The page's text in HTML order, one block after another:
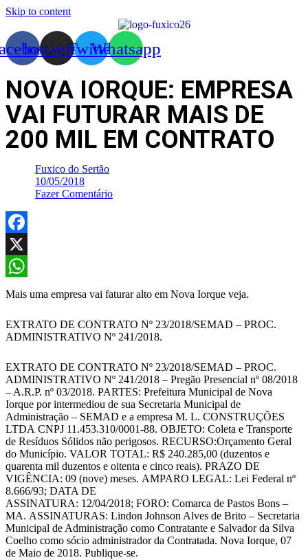
Skip to content
InstagramTwitterWhatsapp
NOVA IORQUE: EMPRESA
VAI FUTURAR MAIS DE
200 MIL EM CONTRATO
Fuxico do Sertão
10/05/2018
Fazer Comentário
Facebook
X
WhatsApp
Mais uma empresa vai faturar alto em Nova Iorque veja.
EXTRATO DE CONTRATO Nº 23/2018/SEMAD – PROC.
ADMINISTRATIVO Nº 241/2018.
EXTRATO DE CONTRATO Nº 23/2018/SEMAD – PROC.
ADMINISTRATIVO Nº 241/2018 – Pregão Presencial nº 08/2018
– A.R.P. nº 03/2018. PARTES: Prefeitura Municipal de Nova
Iorque por intermediou de sua Secretaria Municipal de
Administração – SEMAD e a empresa M. L. CONSTRUÇÕES
LTDA CNPJ 11.453.310/0001-88. OBJETO: Coleta e Transporte
de Resíduos Sólidos não perigosos. RECURSO:Orçamento Geral
do Município. VALOR TOTAL: R$ 240.285,00 (duzentos e
quarenta mil duzentos e oitenta e cinco reais). PRAZO DE
VIGÊNCIA: 09 (nove) meses. AMPARO LEGAL: Lei Federal nº
8.666/93; DATA DE
ASSINATURA: 12/04/2018; FORO: Comarca de Pastos Bons –
MA. ASSINATURAS: Lindon Johnson Alves de Brito – Secretaria
Municipal de Administração como Contratante e Salvador da Silva
Coelho como sócio administrador da Contratada. Nova Iorque, 07
de Maio de 2018. Publique-se.